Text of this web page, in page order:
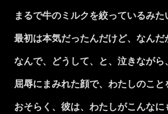
まるで牛のミルクを絞っているみた
最初は本気だったんだけど、なんだ
なんで、どうして、と、泣きながら
屈辱にまみれた顔で、わたしのこと
おそらく、彼は、わたしがこんなに